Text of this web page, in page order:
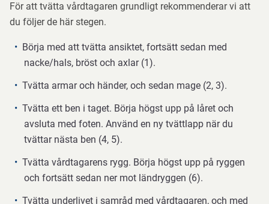
För att tvätta vårdtagaren grundligt rekommenderar vi att
du följer de här stegen.
Börja med att tvätta ansiktet, fortsätt sedan med
nacke/hals, bröst och axlar (1).
Tvätta armar och händer, och sedan mage (2, 3).
Tvätta ett ben i taget. Börja högst upp på låret och
avsluta med foten. Använd en ny tvättlapp när du
tvättar nästa ben (4, 5).
Tvätta vårdtagarens rygg. Börja högst upp på ryggen
och fortsätt sedan ner mot ländryggen (6).
Tvätta underlivet i samråd med vårdtagaren, och med